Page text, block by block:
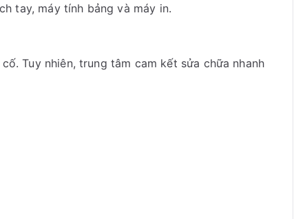
tay, máy tính bảng và máy in.
Tuy nhiên, trung tâm cam kết sửa chữa nhanh